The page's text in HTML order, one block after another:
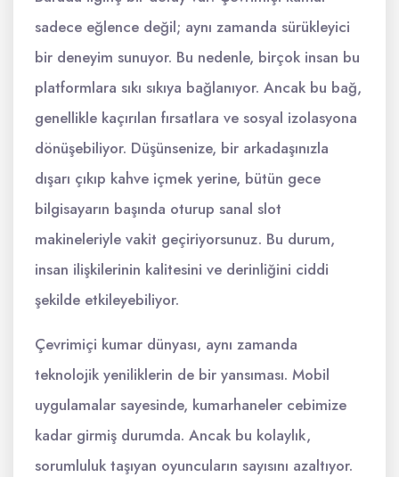
sadece eğlence değil; aynı zamanda sürükleyici
bir deneyim sunuyor. Bu nedenle, birçok insan bu
platformlara sıkı sıkıya bağlanıyor. Ancak bu bağ,
genellikle kaçırılan fırsatlara ve sosyal izolasyona
dönüşebiliyor. Düşünsenize, bir arkadaşınızla
dışarı çıkıp kahve içmek yerine, bütün gece
bilgisayarın başında oturup sanal slot
makineleriyle vakit geçiriyorsunuz. Bu durum,
insan ilişkilerinin kalitesini ve derinliğini ciddi
şekilde etkileyebiliyor.
Çevrimiçi kumar dünyası, aynı zamanda
teknolojik yeniliklerin de bir yansıması. Mobil
uygulamalar sayesinde, kumarhaneler cebimize
kadar girmiş durumda. Ancak bu kolaylık,
sorumluluk taşıyan oyuncuların sayısını azaltıyor.